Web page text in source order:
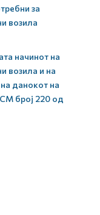
за
возила
начинот на
возила и на
данокот на
број 220 од